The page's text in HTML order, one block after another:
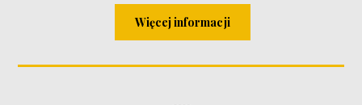
Więcej informacji